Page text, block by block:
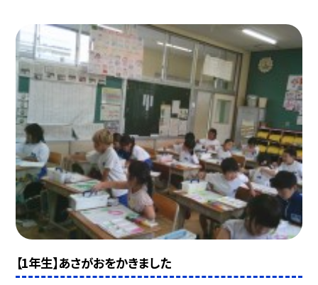
【1年生】あさがおをかきました